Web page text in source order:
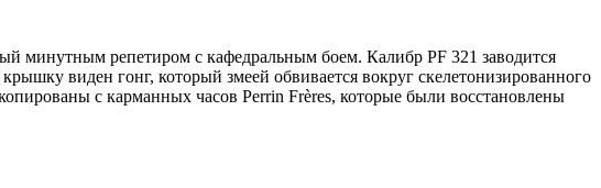
минутным репетиром с кафедральным боем. Калибр PF 321 заводится
виден гонг, который змеей обвивается вокруг скелетонизированного
с карманных часов Perrin Frères, которые были восстановлены